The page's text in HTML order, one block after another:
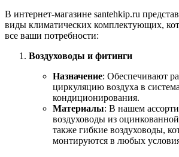
В интернет-магазине santehkip.ru
виды климатических комплектующих,
все ваши потребности:
Воздуховоды и фитинги
Назначение: Обеспечивают
циркуляцию воздуха в
кондиционирования.
Материалы: В нашем
воздуховоды из
также гибкие воздуховоды,
монтируются в любых